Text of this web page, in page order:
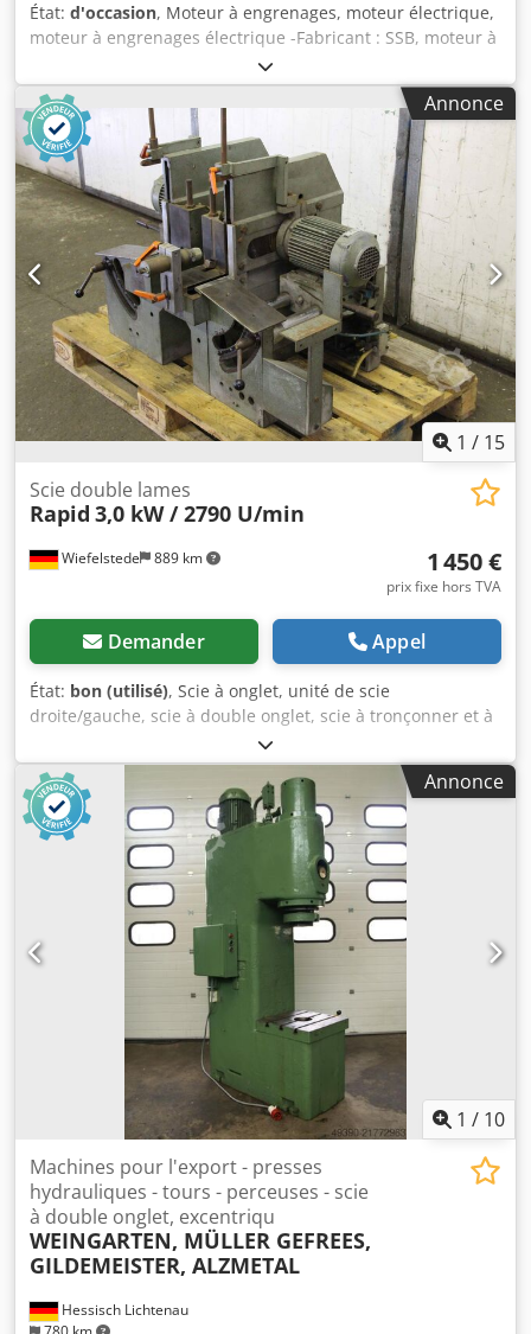
État: d'occasion, Moteur à engrenages, moteur électrique,
moteur à engrenages électrique -Fabricant : SSB, moteur à
engrenages provenant d’une machine combinée de
perçage/fraisage Rapid DGL / BFA -Type : DSG-012/20-
0410.208.40 - K1 - B5 -Boîte de vitesses : Type 012,
rapport : i = 6,98 -Vitesse : 380/40 tr/min -Puissance :
0,75 kW -Type de construction : B14 -Alésage de fixation : Ø
100 mm (Ø 10 mm) -Arbre : Ø 20 x 40 mm -Indice de
protection : IP 44 -Frein : 24 V, 1,3 A -Dimensions :
515/230/H170 mm -Poids : 22 kg Dcjdegzwx Tspfx Abxsk
Annonce
1 / 15
Wiefelstede 889 km
Scie double lames
Rapid 3,0 kW / 2790 U/min
1 450 €
prix fixe hors TVA
Demander Appel
État: bon (utilisé), Scie à onglet, unité de scie
droite/gauche, scie à double onglet, scie à tronçonner et à
onglet, profileuse à double extrémité Dcsdpogzc Iysfx
Abxsk -Scie à double onglet : unité de scie droite et gauche
provenant de l’automate de perçage/fraisage Rapid DGL /
BFA -Moteur : Himmel, 3,0 kW / 2790 tr/min -Unité de scie :
inclinable à 45° -Lame de scie : Ø 410 mm -Prix/livraison :
complète -Dimensions totales : 1060/760/H 680 mm -Poids
total : 240 kg
Annonce
1 / 10
Hessisch Lichtenau
Machines pour l'export - presses
hydrauliques - tours - perceuses - scie
à double onglet, excentriqu
WEINGARTEN, MÜLLER GEFREES,
GILDEMEISTER, ALZMETAL